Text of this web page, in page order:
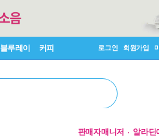
블루레이 커피 로그인 회원가입
판매자매니저 알라딘